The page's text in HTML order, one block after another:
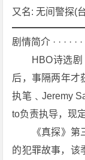
又名: 无间警探(
剧情简介 · · · · · ·
HBO诗选剧《
后，事隔两年才
执笔﹑Jeremy
to负责执导，现
《真探》第三
的犯罪故事，该